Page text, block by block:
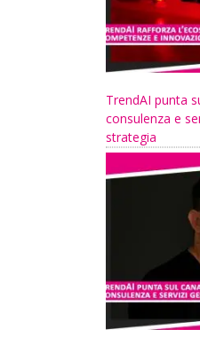
TrendAI punta
consulenza e
strategia